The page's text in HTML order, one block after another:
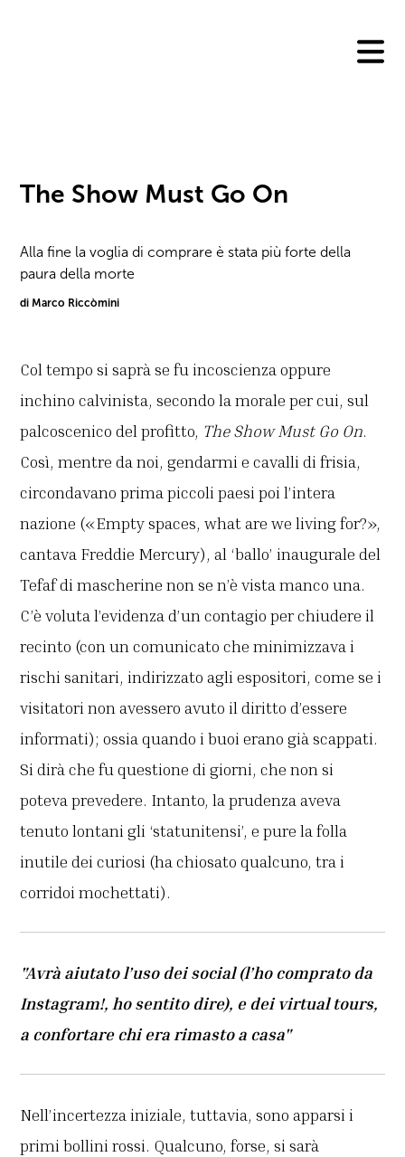
The Show Must Go On
Alla fine la voglia di comprare è stata più forte della
paura della morte
di Marco Riccòmini
Col tempo si saprà se fu incoscienza oppure
inchino calvinista, secondo la morale per cui, sul
palcoscenico del profitto, The Show Must Go On.
Così, mentre da noi, gendarmi e cavalli di frisia,
circondavano prima piccoli paesi poi l’intera
nazione («Empty spaces, what are we living for?»,
cantava Freddie Mercury), al ‘ballo’ inaugurale del
Tefaf di mascherine non se n’è vista manco una.
C’è voluta l’evidenza d’un contagio per chiudere il
recinto (con un comunicato che minimizzava i
rischi sanitari, indirizzato agli espositori, come se i
visitatori non avessero avuto il diritto d’essere
informati); ossia quando i buoi erano già scappati.
Si dirà che fu questione di giorni, che non si
poteva prevedere. Intanto, la prudenza aveva
tenuto lontani gli ‘statunitensi’, e pure la folla
inutile dei curiosi (ha chiosato qualcuno, tra i
corridoi mochettati).
"Avrà aiutato l’uso dei social (l’ho comprato da
Instagram!, ho sentito dire), e dei virtual tours,
a confortare chi era rimasto a casa"
Nell’incertezza iniziale, tuttavia, sono apparsi i
primi bollini rossi. Qualcuno, forse, si sarà